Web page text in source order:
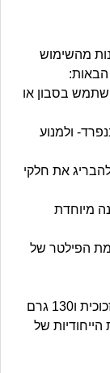
מהשימוש
הבאות:
בסבון או
ולמנוע
את חלקי
מיוחדת
הפילטר של
• מארז מתנה מהודר הכולל מקינטה, 2 ספלי זכוכית ו130 גרם
של